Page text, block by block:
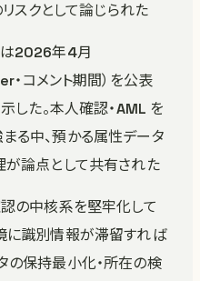
スクとして論じられた
2026年4月
コメント期間）を公表
した。本人確認・AML を
る中、預かる属性データ
が論点として共有された
の中核系を堅牢化して
に識別情報が滞留すれば
の保持最小化・所在の検